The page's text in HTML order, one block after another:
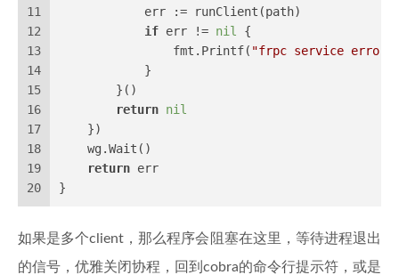
11
12
13
14
15
16
17
18
19
20
            err := runClient(path)
if err != nil
{
                fmt.Printf(
"frpc service error
            }
        }()
return nil
    })
    wg.Wait()
return err
}
如果是多个client，那么程序会阻塞在这里，等待进程退出
的信号，优雅关闭协程，回到cobra的命令行提示符，或是